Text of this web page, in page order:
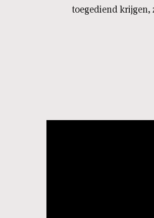
toegediend